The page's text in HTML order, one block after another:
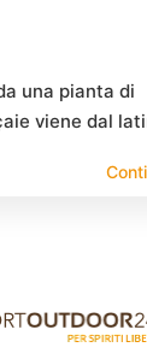
una pianta di
viene dal